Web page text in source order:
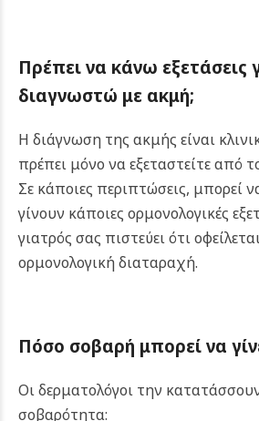
Πρέπει να κάνω εξετάσεις
διαγνωστώ με ακμή;
Η διάγνωση της ακμής είναι
πρέπει μόνο να εξεταστείτε από
Σε κάποιες περιπτώσεις, μπορεί
γίνουν κάποιες ορμονολογικές
γιατρός σας πιστεύει ότι
ορμονολογική διαταραχή.
Πόσο σοβαρή μπορεί να
Οι δερματολόγοι την
σοβαρότητα: